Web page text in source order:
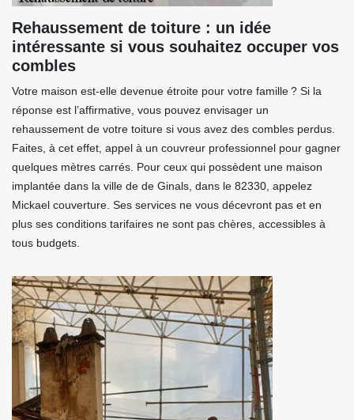
Rehaussement de toiture : un idée
intéressante si vous souhaitez occuper vos
combles
Votre maison est-elle devenue étroite pour votre famille ? Si la
réponse est l’affirmative, vous pouvez envisager un
rehaussement de votre toiture si vous avez des combles perdus.
Faites, à cet effet, appel à un couvreur professionnel pour gagner
quelques mètres carrés. Pour ceux qui possèdent une maison
implantée dans la ville de de Ginals, dans le 82330, appelez
Mickael couverture. Ses services ne vous décevront pas et en
plus ses conditions tarifaires ne sont pas chères, accessibles à
tous budgets.